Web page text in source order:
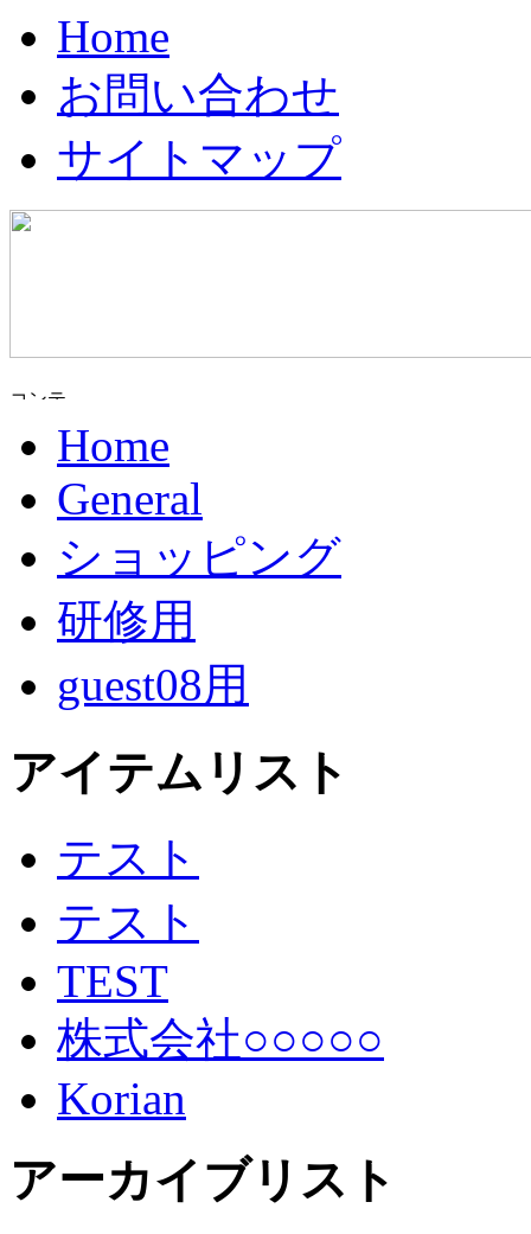
Home
お問い合わせ
サイトマップ
Home
General
ショッピング
研修用
guest08用
アイテムリスト
テスト
テスト
TEST
株式会社○○○○○
Korian
アーカイブリスト